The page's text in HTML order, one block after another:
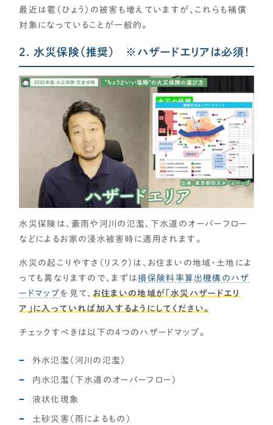
最近は雹（ひょう）の被害も増えていますが、これらも補償
対象になっていることが一般的。
2. 水災保険（推奨） ※ハザードエリアは必須！
水災保険は、豪雨や河川の氾濫、下水道のオーバーフロー
などによるお家の浸水被害時に適用されます。
水災の起こりやすさ（リスク）は、お住まいの地域・土地によ
っても異なりますので、まずは損保険料率算出機構のハザ
ードマップ を見て、 お住まいの地域が「水災ハザードエリ
ア」に入っていれば加入するようにしてください。
チェックすべきは以下の4つのハザードマップ。
外水氾濫（河川の氾濫）
内水氾濫（下水道のオーバーフロー）
液状化現象
土砂災害（雨によるもの）